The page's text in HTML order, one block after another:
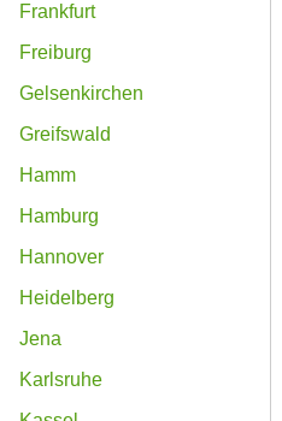
Frankfurt
Freiburg
Gelsenkirchen
Greifswald
Hamm
Hamburg
Hannover
Heidelberg
Jena
Karlsruhe